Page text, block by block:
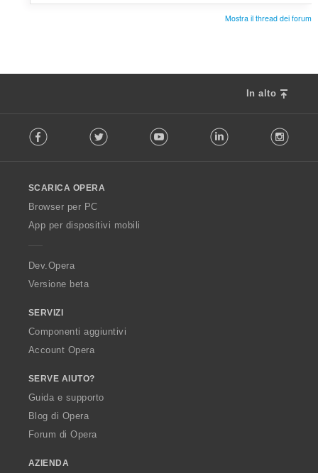
Mostra il thread dei forum
In alto
o
w
O
p
a
Facebook Twitter Youtube LinkedIn
SCARICA OPERA
Browser per PC
App per dispositivi mobili
Dev.Opera
Versione beta
SERVIZI
Componenti aggiuntivi
Account Opera
SERVE AIUTO?
Guida e supporto
Blog di Opera
Forum di Opera
AZIENDA